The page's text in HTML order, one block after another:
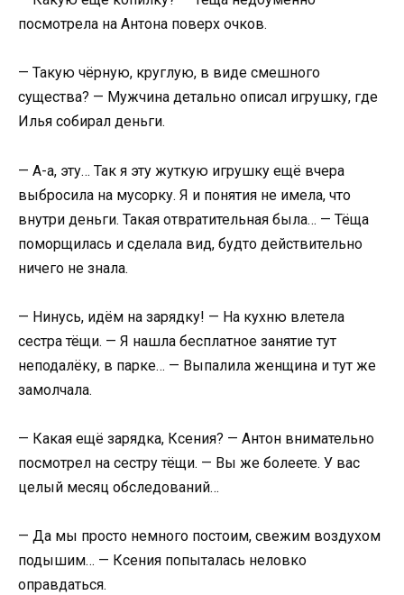
посмотрела на Антона поверх очков.
— Такую чёрную, круглую, в виде смешного
существа? — Мужчина детально описал игрушку, где
Илья собирал деньги.
— А-а, эту… Так я эту жуткую игрушку ещё вчера
выбросила на мусорку. Я и понятия не имела, что
внутри деньги. Такая отвратительная была… — Тёща
поморщилась и сделала вид, будто действительно
ничего не знала.
— Нинусь, идём на зарядку! — На кухню влетела
сестра тёщи. — Я нашла бесплатное занятие тут
неподалёку, в парке… — Выпалила женщина и тут же
замолчала.
— Какая ещё зарядка, Ксения? — Антон внимательно
посмотрел на сестру тёщи. — Вы же болеете. У вас
целый месяц обследований…
— Да мы просто немного постоим, свежим воздухом
подышим… — Ксения попыталась неловко
оправдаться.